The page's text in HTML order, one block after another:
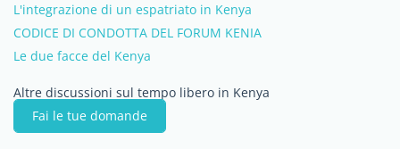
L'integrazione di un espatriato in Kenya
CODICE DI CONDOTTA DEL FORUM KENIA
Le due facce del Kenya
Altre discussioni sul tempo libero in Kenya
Fai le tue domande